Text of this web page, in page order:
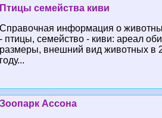
Птицы семейства киви
Справочная информация о
- птицы, семейство - киви: ареал
размеры, внешний вид животных в
году...
Зоопарк Ассона